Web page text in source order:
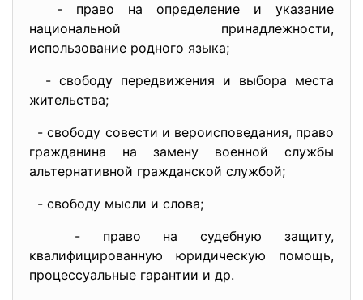
- право на определение и указание
национальной принадлежности,
использование родного языка;
- свободу передвижения и выбора места
жительства;
- свободу совести и вероисповедания, право
гражданина на замену военной службы
альтернативной гражданской службой;
- свободу мысли и слова;
- право на судебную защиту,
квалифицированную юридическую помощь,
процессуальные гарантии и др.